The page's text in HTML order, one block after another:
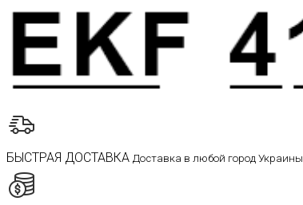
БЫСТРАЯ ДОСТАВКА Доставка в любой город Украины